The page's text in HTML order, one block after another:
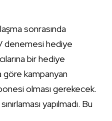
sonrasında
denemesi hediye
bir hediye
kampanyan
olması gerekecek.
yapılmadı. Bu